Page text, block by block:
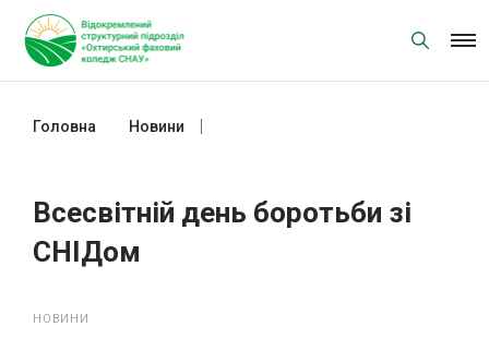
content
Головна Новини
Всесвітній день боротьби зі
СНІДом
НОВИНИ